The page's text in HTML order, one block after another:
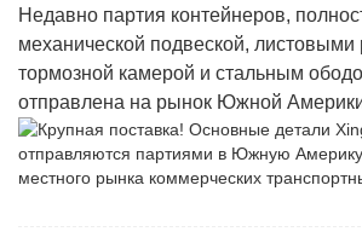
Недавно партия контейнеров,
механической подвеской, листовыми
тормозной камерой и стальным
отправлена ​​на рынок Южной